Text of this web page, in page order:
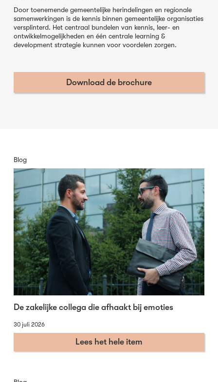
Door toenemende gemeentelijke herindelingen en regionale
samenwerkingen is de kennis binnen gemeentelijke organisaties
versplinterd. Het centraal bundelen van kennis, leer- en
ontwikkelmogelijkheden en één centrale learning &
development strategie kunnen voor voordelen zorgen.
Download de brochure
Blog
De zakelijke collega die afhaakt bij emoties
30 juli 2026
Lees het hele item